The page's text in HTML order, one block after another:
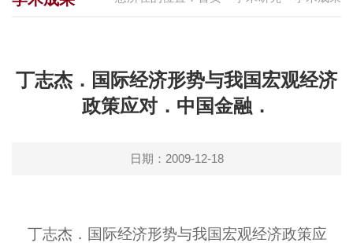
丁志杰．国际经济形势与我国宏观经济
政策应对．中国金融．
日期：2009-12-18
丁志杰．国际经济形势与我国宏观经济政策应